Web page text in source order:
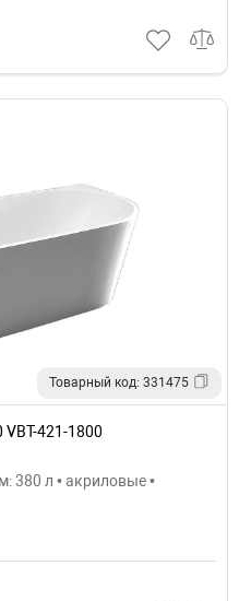
Товарный код: 331475
421-1800
380 л • акриловые •